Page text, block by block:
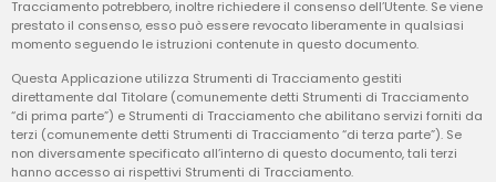
Tracciamento potrebbero, inoltre richiedere il consenso dell’Utente. Se viene
prestato il consenso, esso può essere revocato liberamente in qualsiasi
momento seguendo le istruzioni contenute in questo documento.
Questa Applicazione utilizza Strumenti di Tracciamento gestiti
direttamente dal Titolare (comunemente detti Strumenti di Tracciamento
“di prima parte”) e Strumenti di Tracciamento che abilitano servizi forniti da
terzi (comunemente detti Strumenti di Tracciamento “di terza parte”). Se
non diversamente specificato all’interno di questo documento, tali terzi
hanno accesso ai rispettivi Strumenti di Tracciamento.